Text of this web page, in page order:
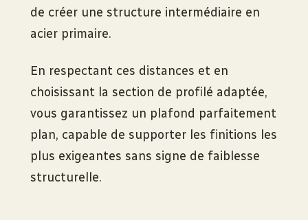
de créer une structure intermédiaire en
acier primaire.
En respectant ces distances et en
choisissant la section de profilé adaptée,
vous garantissez un plafond parfaitement
plan, capable de supporter les finitions les
plus exigeantes sans signe de faiblesse
structurelle.